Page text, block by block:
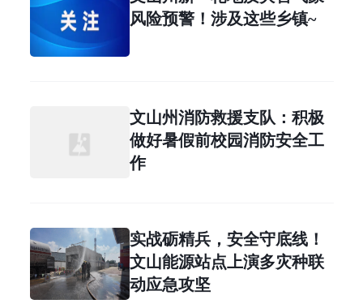
风险预警！涉及这些乡镇~
文山州消防救援支队：积极
做好暑假前校园消防安全工
作
实战砺精兵，安全守底线！
文山能源站点上演多灾种联
动应急攻坚